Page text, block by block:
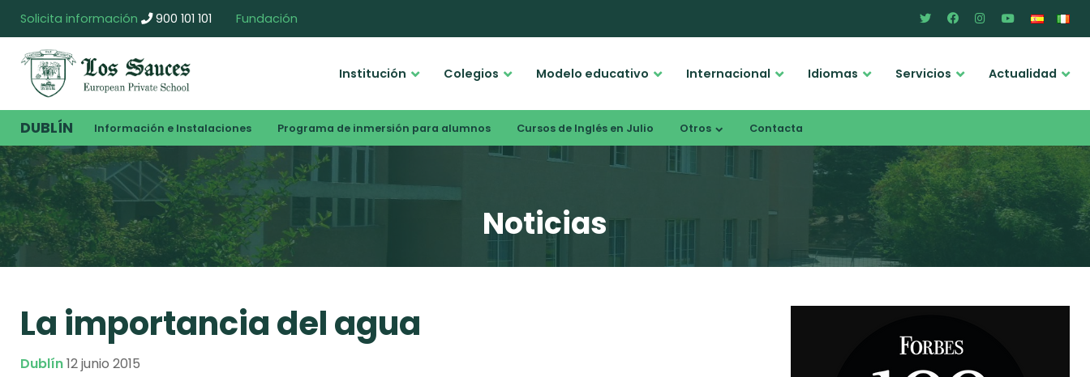
Solicita información 900 101 101 Fundación
Institución Colegios Modelo educativo Internacional Idiomas Servicios Actualidad
DUBLÍN Información e Instalaciones Programa de inmersión para alumnos Cursos de Inglés en Julio Otros Contacta
Noticias
La importancia del agua
Dublín12 junio 2015